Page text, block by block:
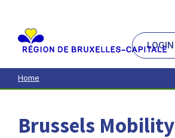
contenu
principal
LOGIN
Home
Brussels Mobility